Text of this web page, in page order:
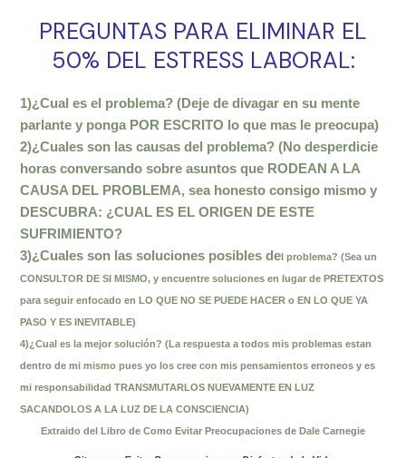
PREGUNTAS PARA ELIMINAR EL
50% DEL ESTRESS LABORAL:
1)¿Cual es el problema? (Deje de divagar en su mente
parlante y ponga POR ESCRITO lo que mas le preocupa)
2)¿Cuales son las causas del problema? (No desperdicie
horas conversando sobre asuntos que RODEAN A LA
CAUSA DEL PROBLEMA, sea honesto consigo mismo y
DESCUBRA: ¿CUAL ES EL ORIGEN DE ESTE
SUFRIMIENTO?
3)¿Cuales son las soluciones posibles de l problema? (Sea un
CONSULTOR DE SI MISMO, y encuentre soluciones en lugar de PRETEXTOS
para seguir enfocado en LO QUE NO SE PUEDE HACER o EN LO QUE YA
PASO Y ES INEVITABLE)
4)¿Cual es la mejor solución? (La respuesta a todos mis problemas estan
dentro de mi mismo pues yo los cree con mis pensamientos erroneos y es
mi responsabilidad TRANSMUTARLOS NUEVAMENTE EN LUZ
SACANDOLOS A LA LUZ DE LA CONSCIENCIA)
Extraido del Libro de Como Evitar Preocupaciones de Dale Carnegie